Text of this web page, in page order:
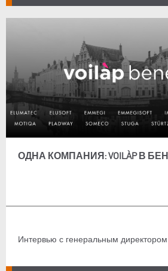
ОДНА КОМПАНИЯ: VOILÀP В
Интервью с генеральным